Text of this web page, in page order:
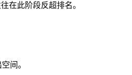
在此阶段反超排名。
间。